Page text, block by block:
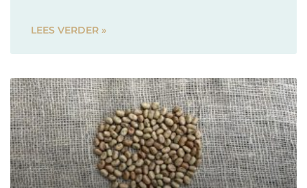
LEES VERDER »